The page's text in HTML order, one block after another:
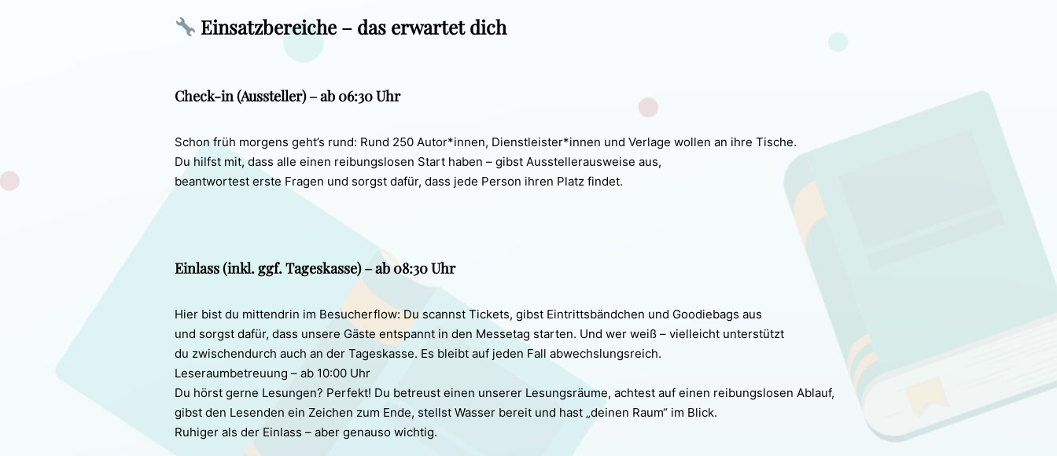
Einsatzbereiche – das erwartet dich
Check-in (Aussteller) – ab 06:30 Uhr
Schon früh morgens geht’s rund: Rund 250 Autor*innen, Dienstleister*innen und Verlage wollen an ihre Tische.
Du hilfst mit, dass alle einen reibungslosen Start haben – gibst Ausstellerausweise aus,
beantwortest erste Fragen und sorgst dafür, dass jede Person ihren Platz findet.
Einlass (inkl. ggf. Tageskasse) – ab 08:30 Uhr
Hier bist du mittendrin im Besucherflow: Du scannst Tickets, gibst Eintrittsbändchen und Goodiebags aus
und sorgst dafür, dass unsere Gäste entspannt in den Messetag starten. Und wer weiß – vielleicht unterstützt
du zwischendurch auch an der Tageskasse. Es bleibt auf jeden Fall abwechslungsreich.
Leseraumbetreuung – ab 10:00 Uhr
Du hörst gerne Lesungen? Perfekt! Du betreust einen unserer Lesungsräume, achtest auf einen reibungslosen Ablauf,
gibst den Lesenden ein Zeichen zum Ende, stellst Wasser bereit und hast „deinen Raum“ im Blick.
Ruhiger als der Einlass – aber genauso wichtig.